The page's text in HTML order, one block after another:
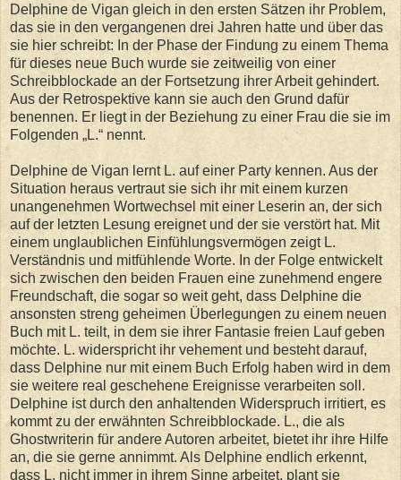
Delphine de Vigan gleich in den ersten Sätzen ihr Problem,
das sie in den vergangenen drei Jahren hatte und über das
sie hier schreibt: In der Phase der Findung zu einem Thema
für dieses neue Buch wurde sie zeitweilig von einer
Schreibblockade an der Fortsetzung ihrer Arbeit gehindert.
Aus der Retrospektive kann sie auch den Grund dafür
benennen. Er liegt in der Beziehung zu einer Frau die sie im
Folgenden „L.“ nennt.
Delphine de Vigan lernt L. auf einer Party kennen. Aus der
Situation heraus vertraut sie sich ihr mit einem kurzen
unangenehmen Wortwechsel mit einer Leserin an, der sich
auf der letzten Lesung ereignet und der sie verstört hat. Mit
einem unglaublichen Einfühlungsvermögen zeigt L.
Verständnis und mitfühlende Worte. In der Folge entwickelt
sich zwischen den beiden Frauen eine zunehmend engere
Freundschaft, die sogar so weit geht, dass Delphine die
ansonsten streng geheimen Überlegungen zu einem neuen
Buch mit L. teilt, in dem sie ihrer Fantasie freien Lauf geben
möchte. L. widerspricht ihr vehement und besteht darauf,
dass Delphine nur mit einem Buch Erfolg haben wird in dem
sie weitere real geschehene Ereignisse verarbeiten soll.
Delphine ist durch den anhaltenden Widerspruch irritiert, es
kommt zu der erwähnten Schreibblockade. L., die als
Ghostwriterin für andere Autoren arbeitet, bietet ihr ihre Hilfe
an, die sie gerne annimmt. Als Delphine endlich erkennt,
dass L. nicht immer in ihrem Sinne arbeitet, plant sie